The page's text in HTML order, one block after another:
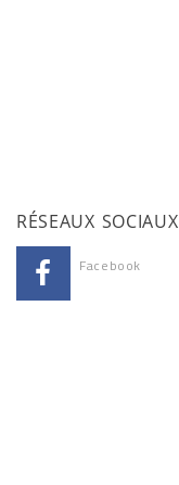
RÉSEAUX SOCIAUX
Facebook